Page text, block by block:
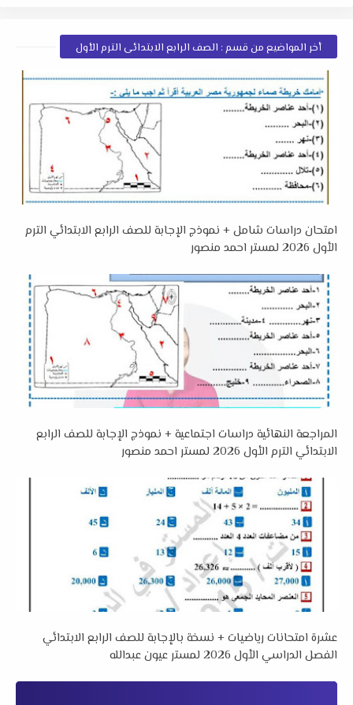
أخر المواضيع من قسم : الصف الرابع الابتدائى الترم الأول
امتحان دراسات شامل + نموذج الإجابة للصف الرابع الابتدائي الترم
الأول 2026 لمستر احمد منصور
المراجعة النهائية دراسات اجتماعية + نموذج الإجابة للصف الرابع
الابتدائي الترم الأول 2026 لمستر احمد منصور
عشرة امتحانات رياضيات + نسخة بالإجابة للصف الرابع الابتدائي
الفصل الدراسي الأول 2026 لمستر عيون عبدالله